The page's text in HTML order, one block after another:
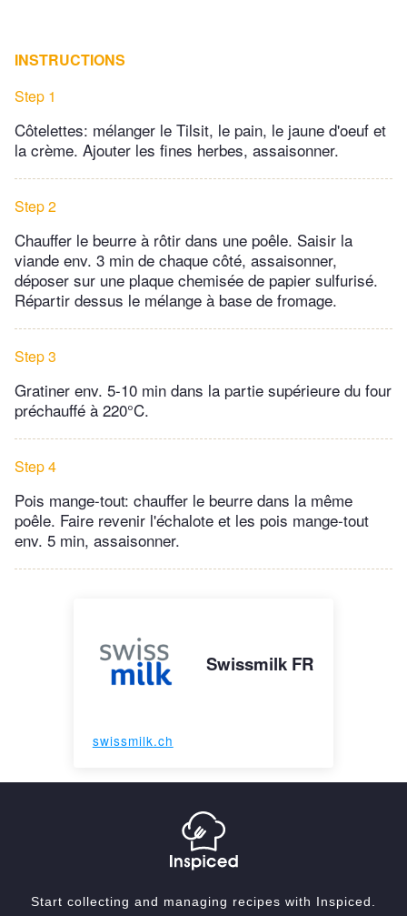
INSTRUCTIONS
Step 1
Côtelettes: mélanger le Tilsit, le pain, le jaune d'oeuf et
la crème. Ajouter les fines herbes, assaisonner.
Step 2
Chauffer le beurre à rôtir dans une poêle. Saisir la
viande env. 3 min de chaque côté, assaisonner,
déposer sur une plaque chemisée de papier sulfurisé.
Répartir dessus le mélange à base de fromage.
Step 3
Gratiner env. 5-10 min dans la partie supérieure du four
préchauffé à 220°C.
Step 4
Pois mange-tout: chauffer le beurre dans la même
poêle. Faire revenir l'échalote et les pois mange-tout
env. 5 min, assaisonner.
Swissmilk FR
swissmilk.ch
Start collecting and managing recipes with Inspiced.